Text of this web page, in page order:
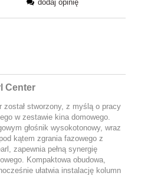
dodaj opinię
Center
został stworzony, z myślą o pracy
w zestawie kina domowego.
głośnik wysokotonowy, wraz
kątem zgrania fazowego z
zapewnia pełną synergię
Kompaktowa obudowa,
ułatwia instalację kolumn